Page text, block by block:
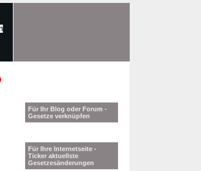
Für Ihr Blog oder Forum -
Gesetze verknüpfen
Für Ihre Internetseite -
Ticker aktuellste
Gesetzesänderungen